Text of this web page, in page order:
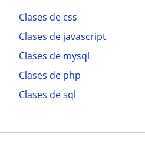
Clases de css
Clases de javascript
Clases de mysql
Clases de php
Clases de sql